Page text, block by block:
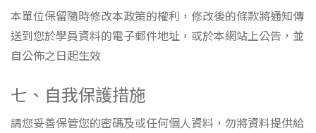
本單位保留隨時修改本政策的權利，修改後的條款將通知傳
送到您於學員資料的電子郵件地址，或於本網站上公告，並
自公佈之日起生效
七、自我保護措施
請您妥善保管您的密碼及或任何個人資料，勿將資料提供給